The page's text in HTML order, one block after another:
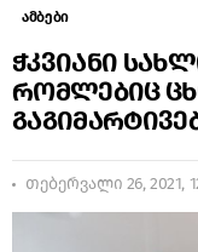
ამბები
ჭკვიანი
რომლებიც
თებერვალი 26, 2021,